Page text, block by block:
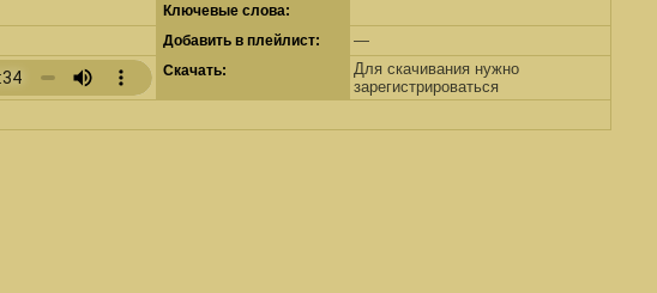
Ключевые слова:
Добавить в плейлист: —
Скачать:
Для скачивания нужно
зарегистрироваться